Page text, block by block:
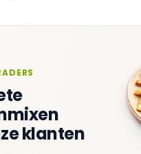
klanten